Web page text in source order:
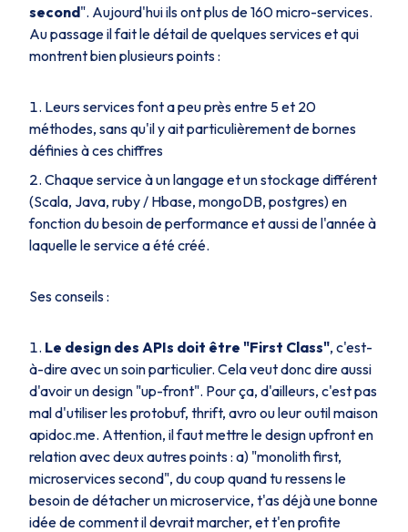
second". Aujourd'hui ils ont plus de 160 micro-services.
Au passage il fait le détail de quelques services et qui
montrent bien plusieurs points :
Leurs services font a peu près entre 5 et 20
méthodes, sans qu'il y ait particulièrement de bornes
définies à ces chiffres
Chaque service à un langage et un stockage différent
(Scala, Java, ruby / Hbase, mongoDB, postgres) en
fonction du besoin de performance et aussi de l'année à
laquelle le service a été créé.
Ses conseils :
Le design des APIs doit être "First Class", c'est-
à-dire avec un soin particulier. Cela veut donc dire aussi
d'avoir un design "up-front". Pour ça, d'ailleurs, c'est pas
mal d'utiliser les protobuf, thrift, avro ou leur outil maison
apidoc.me. Attention, il faut mettre le design upfront en
relation avec deux autres points : a) "monolith first,
microservices second", du coup quand tu ressens le
besoin de détacher un microservice, t'as déjà une bonne
idée de comment il devrait marcher, et t'en profite